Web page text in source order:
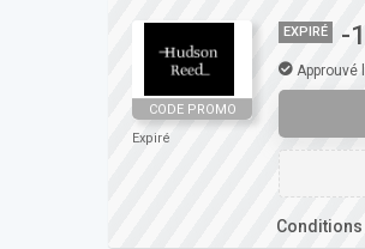
CODE PROMO
Expiré
EXPIRÉ -
Approuvé